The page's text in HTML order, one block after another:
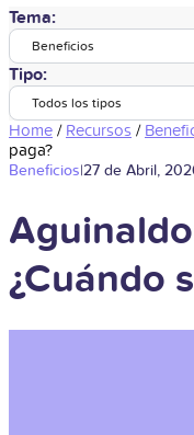
Tema:
Beneficios
Tipo:
Todos los tipos
Home / Recursos /
paga?
Beneficios|27 de Abril,
¿Cuándo